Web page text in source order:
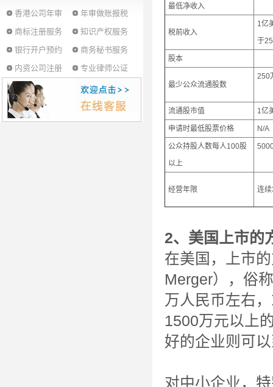
香港公司年审
年审做账报税
商标注册服务
知识产权服务
银行开户预约
商务秘书服务
内资公司注册
专业律师公证
最低净收入
税前收入
1亿
于
股本
最少公众流通股数
250
流通股市值 1亿
申请时最低股票价格 N/A
公众持股人数每人100股
以上
经营年限 连
2、美国上市的
在美国，上市
Merger），俗
万人民币左右
1500万元以上
好的企业则可
对中小企业，